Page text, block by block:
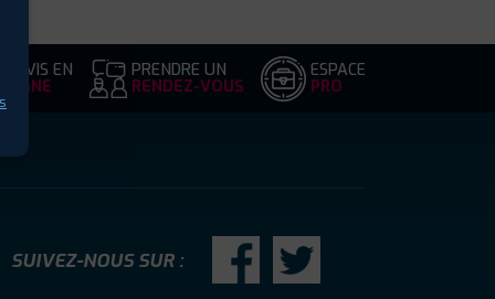
DEVIS EN
LIGNE
PRENDRE UN
RENDEZ-VOUS
ESPACE
PRO
SUIVEZ-NOUS SUR :